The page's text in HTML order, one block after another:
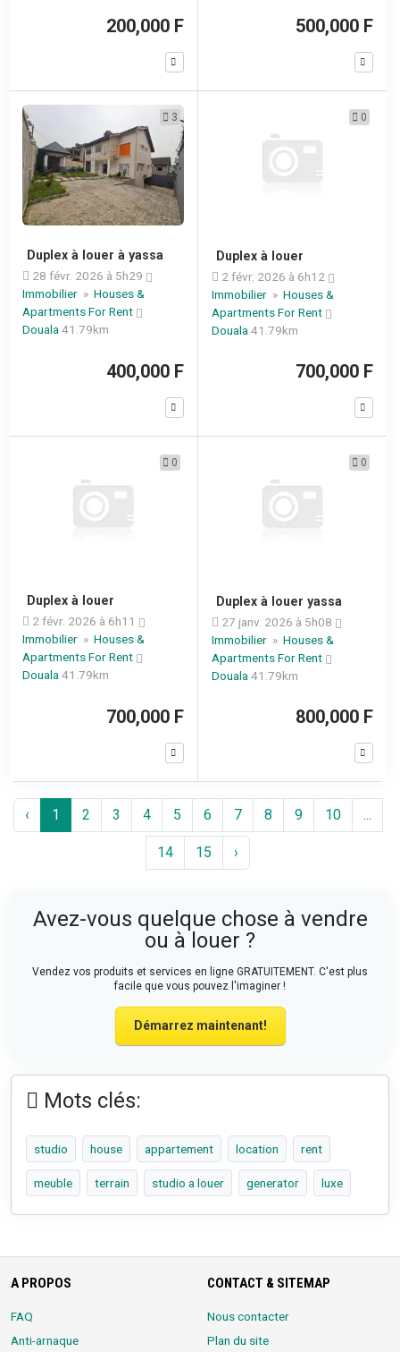
200,000 F 500,000 F
3
Duplex à louer à yassa
28 févr. 2026 à 5h29
Immobilier » Houses &
Apartments For Rent
Douala 41.79km
400,000 F
0
Duplex à louer
2 févr. 2026 à 6h12
Immobilier » Houses &
Apartments For Rent
Douala 41.79km
700,000 F
0
Duplex à louer
2 févr. 2026 à 6h11
Immobilier » Houses &
Apartments For Rent
Douala41.79km
700,000 F
0
Duplex à louer yassa
27 janv. 2026 à 5h08
Immobilier » Houses &
Apartments For Rent
Douala 41.79km
800,000 F
‹ 1 2 3 4 5 6 7 8 9 10 ...
14 15 ›
Avez-vous quelque chose à vendre
ou à louer ?
Vendez vos produits et services en ligne GRATUITEMENT. C'est plus
facile que vous pouvez l'imaginer !
Démarrez maintenant!
Mots clés:
studio house appartement location rent
meuble terrain studio a louer generator luxe
A PROPOS
FAQ
Anti-arnaque
CONTACT & SITEMAP
Nous contacter
Plan du site